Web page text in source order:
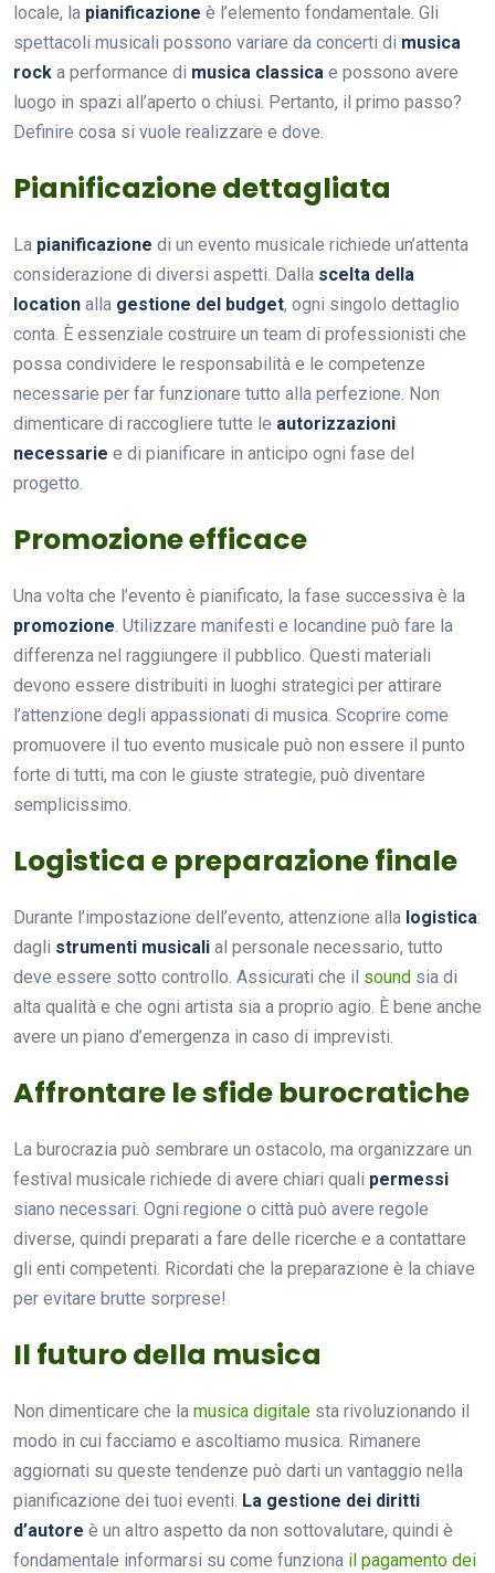
locale, la pianificazione è l’elemento fondamentale. Gli
spettacoli musicali possono variare da concerti di musica
rock a performance di musica classica e possono avere
luogo in spazi all’aperto o chiusi. Pertanto, il primo passo?
Definire cosa si vuole realizzare e dove.
Pianificazione dettagliata
La pianificazione di un evento musicale richiede un’attenta
considerazione di diversi aspetti. Dalla scelta della
location alla gestione del budget, ogni singolo dettaglio
conta. È essenziale costruire un team di professionisti che
possa condividere le responsabilità e le competenze
necessarie per far funzionare tutto alla perfezione. Non
dimenticare di raccogliere tutte le autorizzazioni
necessarie e di pianificare in anticipo ogni fase del
progetto.
Promozione efficace
Una volta che l’evento è pianificato, la fase successiva è la
promozione. Utilizzare manifesti e locandine può fare la
differenza nel raggiungere il pubblico. Questi materiali
devono essere distribuiti in luoghi strategici per attirare
l’attenzione degli appassionati di musica. Scoprire come
promuovere il tuo evento musicale può non essere il punto
forte di tutti, ma con le giuste strategie, può diventare
semplicissimo.
Logistica e preparazione finale
Durante l’impostazione dell’evento, attenzione alla logistica:
dagli strumenti musicali al personale necessario, tutto
deve essere sotto controllo. Assicurati che il sound sia di
alta qualità e che ogni artista sia a proprio agio. È bene anche
avere un piano d’emergenza in caso di imprevisti.
Affrontare le sfide burocratiche
La burocrazia può sembrare un ostacolo, ma organizzare un
festival musicale richiede di avere chiari quali permessi
siano necessari. Ogni regione o città può avere regole
diverse, quindi preparati a fare delle ricerche e a contattare
gli enti competenti. Ricordati che la preparazione è la chiave
per evitare brutte sorprese!
Il futuro della musica
Non dimenticare che la musica digitale sta rivoluzionando il
modo in cui facciamo e ascoltiamo musica. Rimanere
aggiornati su queste tendenze può darti un vantaggio nella
pianificazione dei tuoi eventi. La gestione dei diritti
d’autore è un altro aspetto da non sottovalutare, quindi è
fondamentale informarsi su come funziona il pagamento dei